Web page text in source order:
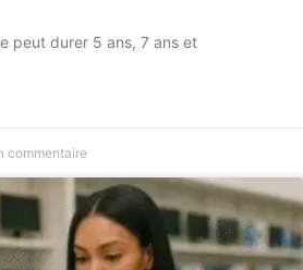
peut durer 5 ans, 7 ans et
commentaire